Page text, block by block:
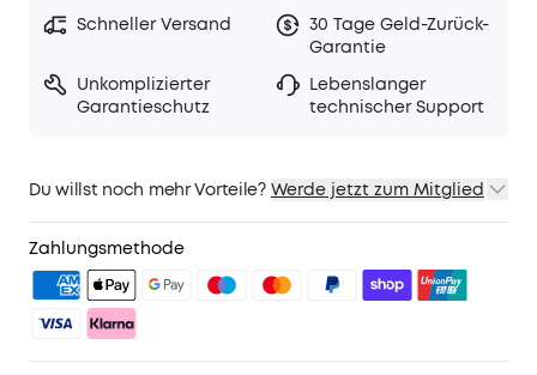
Schneller Versand
30 Tage Geld-Zurück-
Garantie
Unkomplizierter
Garantieschutz
Lebenslanger
technischer Support
Du willst noch mehr Vorteile? Werde jetzt zum Mitglied
2. Mitglieder-Preise für ausgewähte Produkte
3. Geburtstagsgeschenk
4. Weitere Vorteile mit soundcoreCredits
Mehr erfahren
Zahlungsmethode